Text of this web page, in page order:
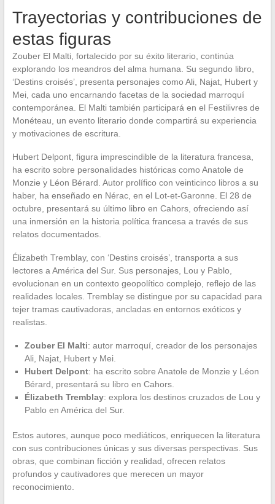
Trayectorias y contribuciones de
estas figuras
Zouber El Malti, fortalecido por su éxito literario, continúa
explorando los meandros del alma humana. Su segundo libro,
‘Destins croisés’, presenta personajes como Ali, Najat, Hubert y
Mei, cada uno encarnando facetas de la sociedad marroquí
contemporánea. El Malti también participará en el Festilivres de
Monéteau, un evento literario donde compartirá su experiencia
y motivaciones de escritura.
Hubert Delpont, figura imprescindible de la literatura francesa,
ha escrito sobre personalidades históricas como Anatole de
Monzie y Léon Bérard. Autor prolífico con veinticinco libros a su
haber, ha enseñado en Nérac, en el Lot-et-Garonne. El 28 de
octubre, presentará su último libro en Cahors, ofreciendo así
una inmersión en la historia política francesa a través de sus
relatos documentados.
Élizabeth Tremblay, con ‘Destins croisés’, transporta a sus
lectores a América del Sur. Sus personajes, Lou y Pablo,
evolucionan en un contexto geopolítico complejo, reflejo de las
realidades locales. Tremblay se distingue por su capacidad para
tejer tramas cautivadoras, ancladas en entornos exóticos y
realistas.
Zouber El Malti: autor marroquí, creador de los personajes
Ali, Najat, Hubert y Mei.
Hubert Delpont: ha escrito sobre Anatole de Monzie y Léon
Bérard, presentará su libro en Cahors.
Élizabeth Tremblay: explora los destinos cruzados de Lou y
Pablo en América del Sur.
Estos autores, aunque poco mediáticos, enriquecen la literatura
con sus contribuciones únicas y sus diversas perspectivas. Sus
obras, que combinan ficción y realidad, ofrecen relatos
profundos y cautivadores que merecen un mayor
reconocimiento.